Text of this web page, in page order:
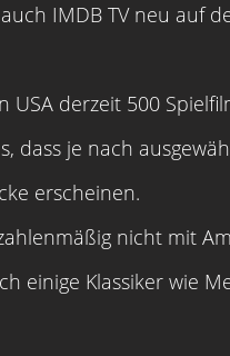
IMDB TV neu auf
USA derzeit 500
dass je nach
erscheinen.
nicht mit
einige Klassiker wie